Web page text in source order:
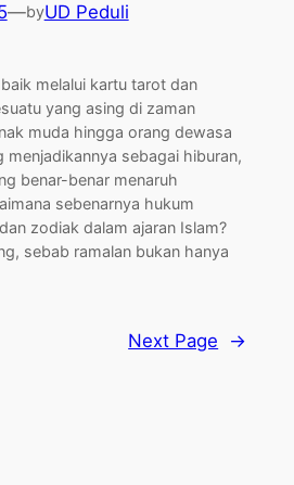
—byUD Peduli
melalui kartu tarot dan
yang asing di zaman
muda hingga orang dewasa
menjadikannya sebagai hiburan,
benar-benar menaruh
sebenarnya hukum
zodiak dalam ajaran Islam?
sebab ramalan bukan hanya
Next Page →